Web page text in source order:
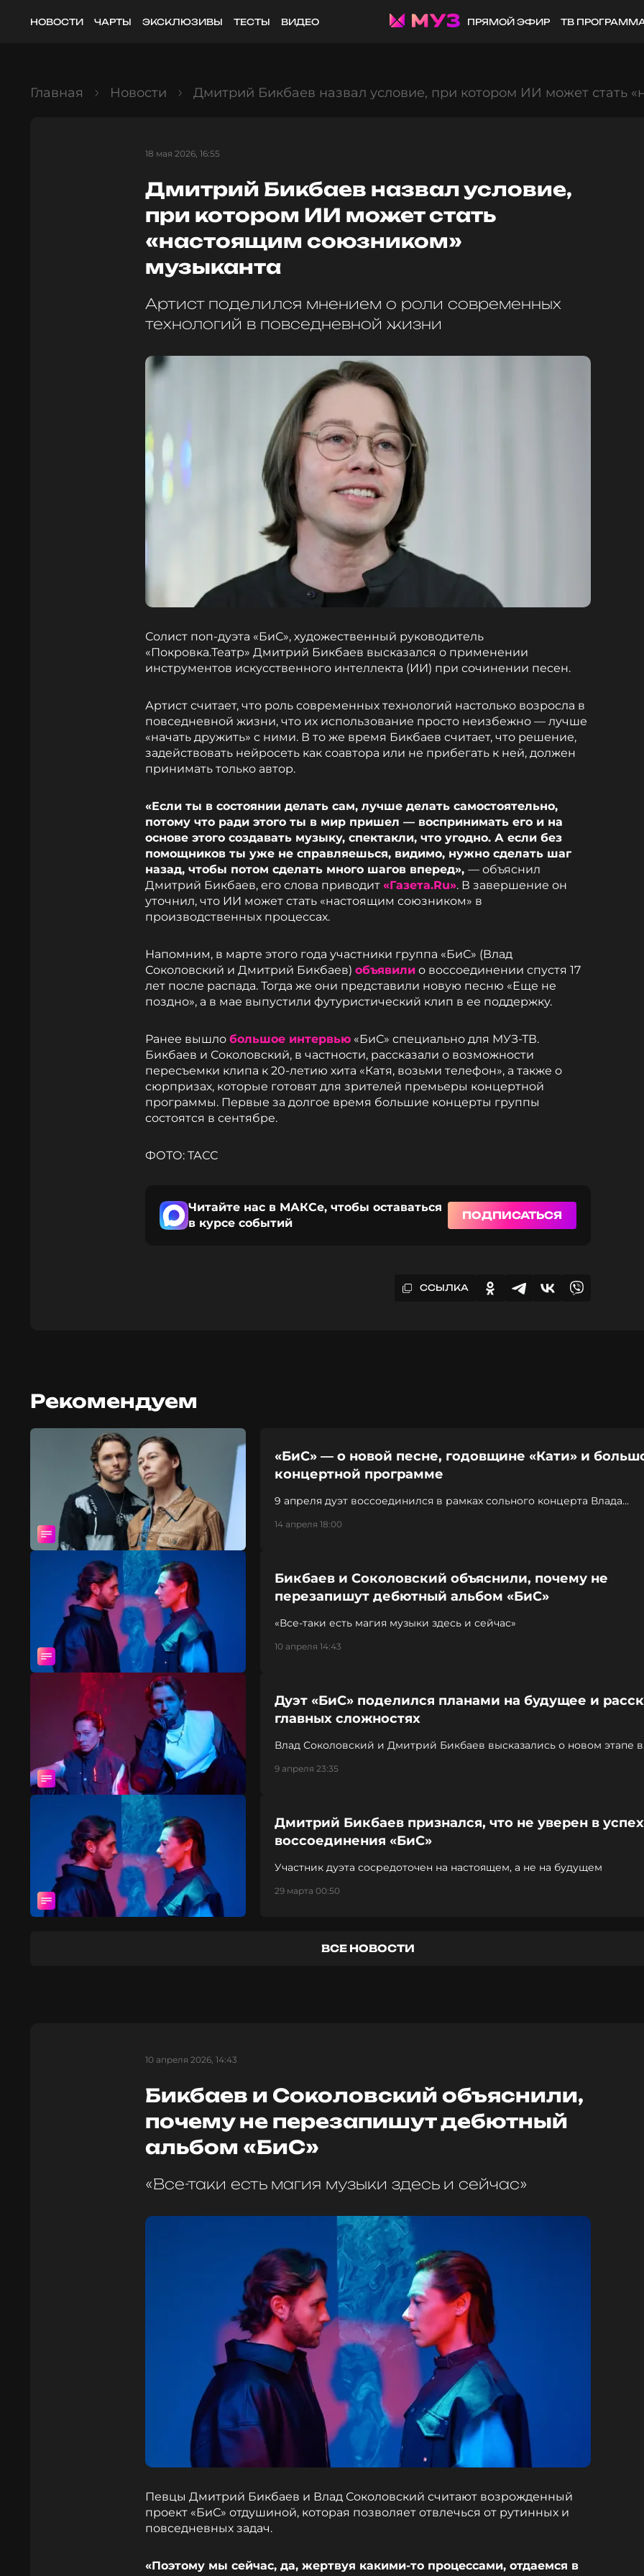
НОВОСТИ ЧАРТЫ ЭКСКЛЮЗИВЫ ТЕСТЫ ВИДЕО ПРЯМОЙ ЭФИР ТВ
Главная Новости Дмитрий Бикбаев назвал условие, при котором ИИ может стать
18 мая 2026, 16:55
Дмитрий Бикбаев назвал условие,
при котором ИИ может стать
«настоящим союзником»
музыканта
Артист поделился мнением о роли современных
технологий в повседневной жизни
Солист поп-дуэта «БиС», художественный руководитель
«Покровка.Театр» Дмитрий Бикбаев высказался о применении
инструментов искусственного интеллекта (ИИ) при сочинении песен.
Артист считает, что роль современных технологий настолько возросла в
повседневной жизни, что их использование просто неизбежно — лучше
«начать дружить» с ними. В то же время Бикбаев считает, что решение,
задействовать нейросеть как соавтора или не прибегать к ней, должен
принимать только автор.
«Если ты в состоянии делать сам, лучше делать самостоятельно,
потому что ради этого ты в мир пришел — воспринимать его и на
основе этого создавать музыку, спектакли, что угодно. А если без
помощников ты уже не справляешься, видимо, нужно сделать шаг
назад, чтобы потом сделать много шагов вперед», — объяснил
Дмитрий Бикбаев, его слова приводит «Газета.Ru». В завершение он
уточнил, что ИИ может стать «настоящим союзником» в
производственных процессах.
Напомним, в марте этого года участники группа «БиС» (Влад
Соколовский и Дмитрий Бикбаев) объявили о воссоединении спустя 17
лет после распада. Тогда же они представили новую песню «Еще не
поздно», а в мае выпустили футуристический клип в ее поддержку.
Ранее вышло большое интервью «БиС» специально для МУЗ-ТВ.
Бикбаев и Соколовский, в частности, рассказали о возможности
пересъемки клипа к 20-летию хита «Катя, возьми телефон», а также о
сюрпризах, которые готовят для зрителей премьеры концертной
программы. Первые за долгое время большие концерты группы
состоятся в сентябре.
ФОТО: ТАСС
Читайте нас в МАКСе, чтобы оставаться
в курсе событий
ПОДПИСАТЬСЯ
ССЫЛКА
Рекомендуем
«БиС» — о новой песне, годовщине «Кати» и
концертной программе
9 апреля дуэт воссоединился в рамках сольного концерта Влада
14 апреля 18:00
Бикбаев и Соколовский объяснили, почему не
перезапишут дебютный альбом «БиС»
«Все-таки есть магия музыки здесь и сейчас»
10 апреля 14:43
Дуэт «БиС» поделился планами на будущее и
главных сложностях
Влад Соколовский и Дмитрий Бикбаев высказались о новом этапе в
9 апреля 23:35
Дмитрий Бикбаев признался, что не уверен в
воссоединения «БиС»
Участник дуэта сосредоточен на настоящем, а не на будущем
29 марта 00:50
ВСЕ НОВОСТИ
10 апреля 2026, 14:43
Бикбаев и Соколовский объяснили,
почему не перезапишут дебютный
альбом «БиС»
«Все-таки есть магия музыки здесь и сейчас»
Певцы Дмитрий Бикбаев и Влад Соколовский считают возрожденный
проект «БиС» отдушиной, которая позволяет отвлечься от рутинных и
повседневных задач.
«Поэтому мы сейчас, да, жертвуя какими-то процессами, отдаемся в